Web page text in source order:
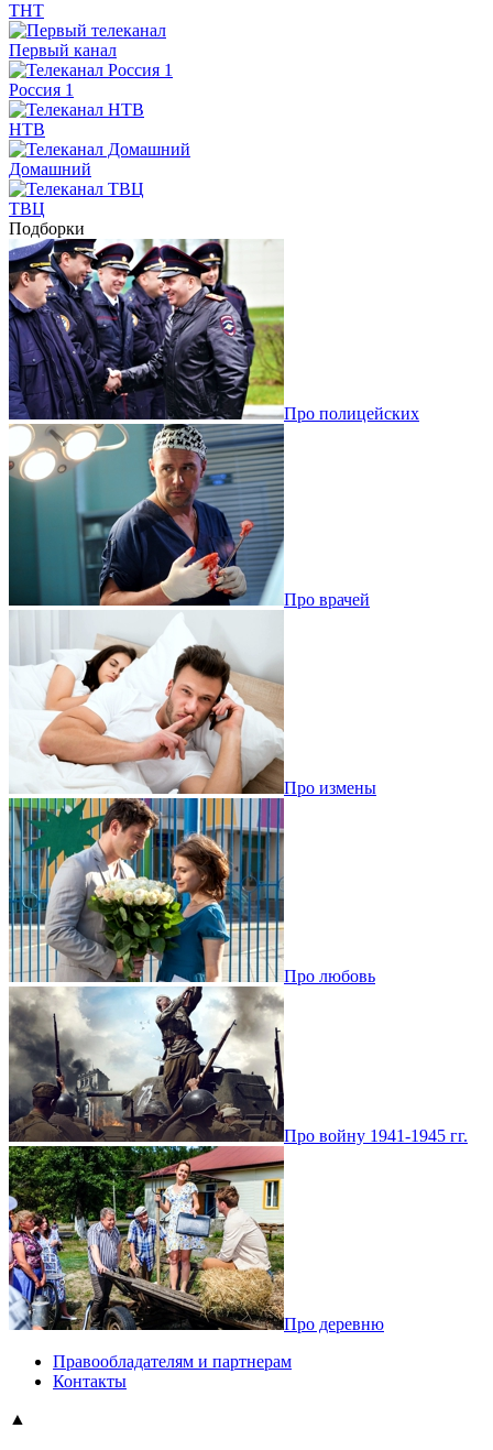
ТНТ
Первый канал
Россия 1
НТВ
Домашний
ТВЦ
Подборки
Про полицейских
Про врачей
Про измены
Про любовь
Про войну 1941-1945 гг.
Про деревню
Правообладателям и партнерам
Контакты
▲